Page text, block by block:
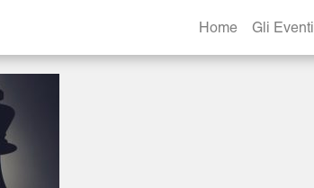
Home Gli Eventi
02022020